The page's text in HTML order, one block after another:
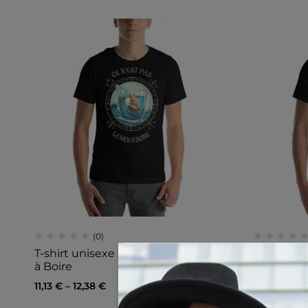
(0)
T-shirt unisexe Ce N’est Pas La Mer
à Boire
11,13 € – 12,38 €
(Lettrage
12,88€–